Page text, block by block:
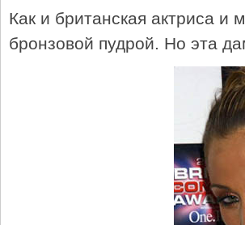
Как и британская актриса и
бронзовой пудрой. Но эта